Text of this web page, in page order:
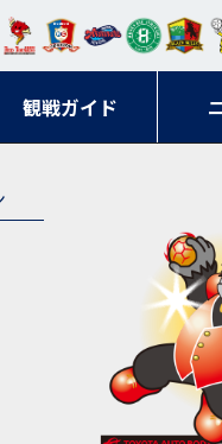
観戦ガイド
ンウ
ルヴ
ス福
ルネ コラ
ンマ
ーレ
ービ
ー石